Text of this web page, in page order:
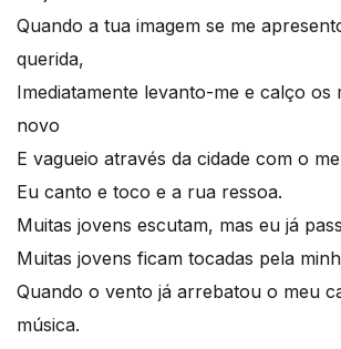
Quando a tua imagem se me
querida,
Imediatamente levanto-me e calço os
novo
E vagueio através da cidade com o
Eu canto e toco e a rua ressoa.
Muitas jovens escutam, mas eu já
Muitas jovens ficam tocadas pela
Quando o vento já arrebatou o meu
música.